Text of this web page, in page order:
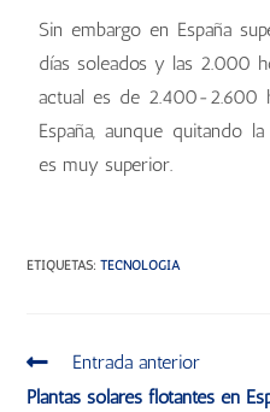
Sin embargo en España
días soleados y las 2.000
actual es de 2.400-2.600
España, aunque quitando
es muy superior.
ETIQUETAS:TECNOLOGIA
Entrada anterior
Plantas solares flotantes en